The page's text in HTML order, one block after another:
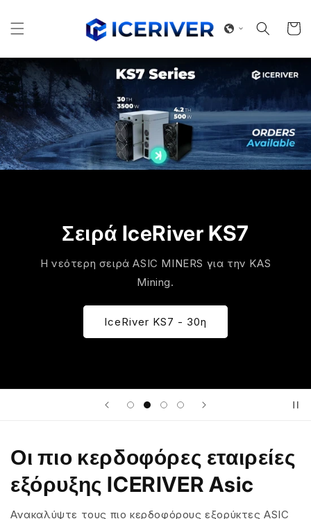
στο
περιεχόμενο
Καλάθι
Σειρά IceRiver KS7
Η νεότερη σειρά ASIC MINERS για την KAS
Mining.
IceRiver KS7 - 30η
Οι πιο κερδοφόρες εταιρείες
εξόρυξης ICERIVER Asic
Ανακαλύψτε τους πιο κερδοφόρους εξορύκτες ASIC